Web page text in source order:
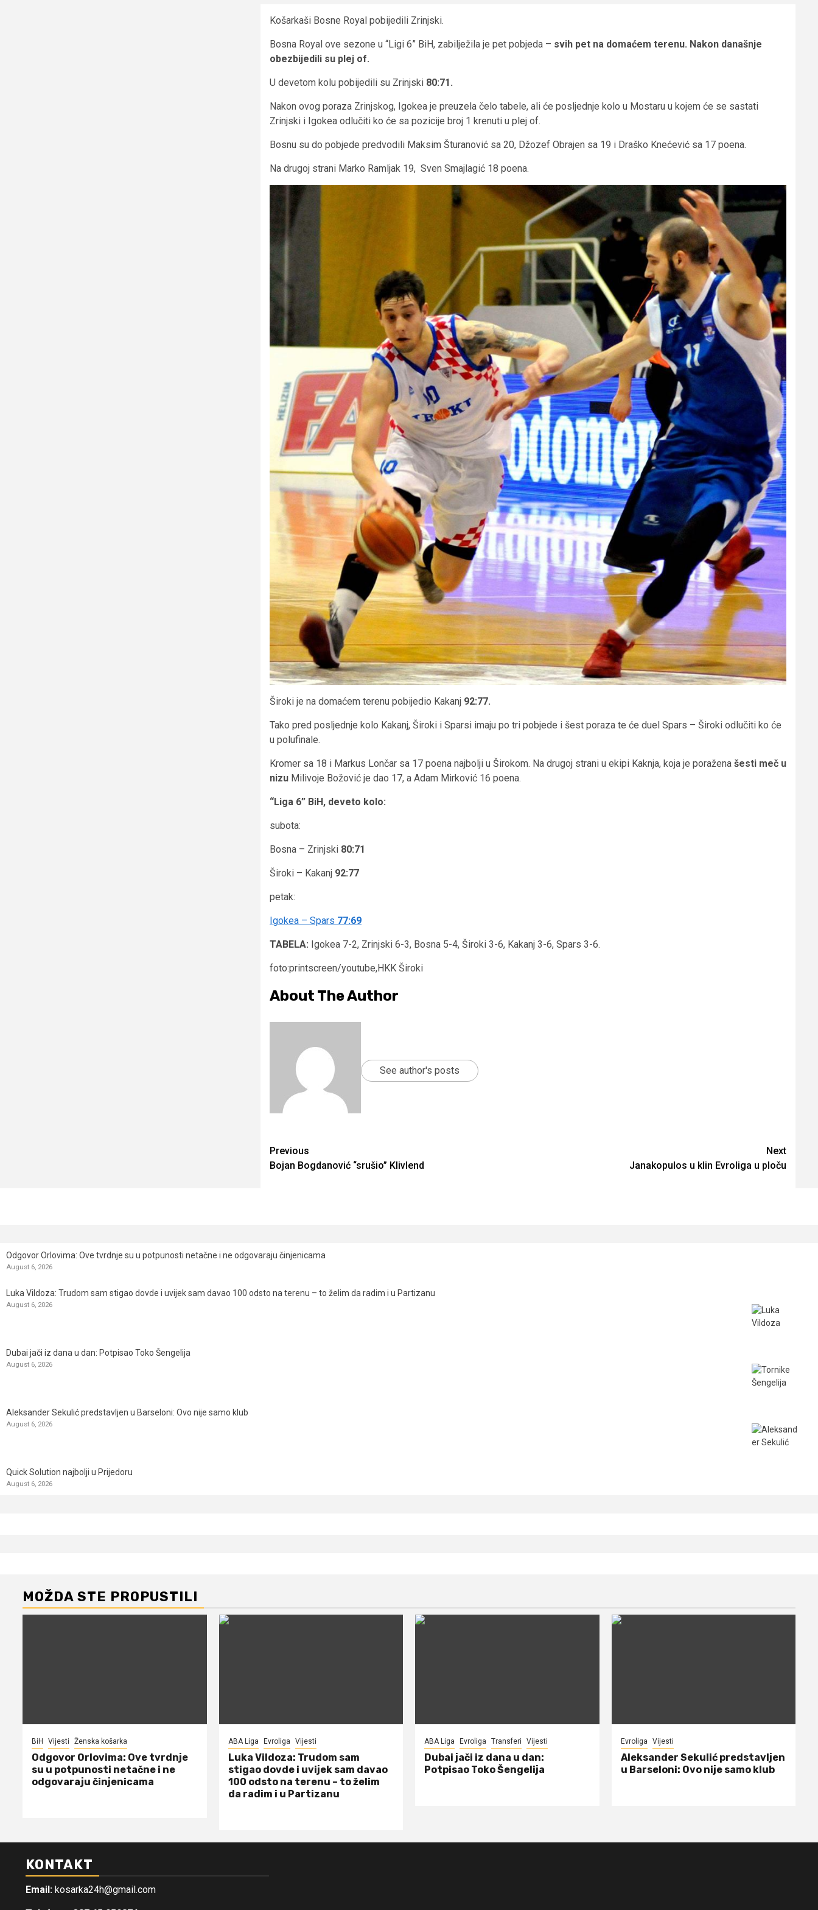
Košarkaši Bosne Royal pobijedili Zrinjski.
Bosna Royal ove sezone u “Ligi 6” BiH, zabilježila je pet pobjeda – svih pet na domaćem terenu. Nakon današnje
obezbijedili su plej of.
U devetom kolu pobijedili su Zrinjski 80:71.
Nakon ovog poraza Zrinjskog, Igokea je preuzela čelo tabele, ali će posljednje kolo u Mostaru u kojem će se sastati
Zrinjski i Igokea odlučiti ko će sa pozicije broj 1 krenuti u plej of.
Bosnu su do pobjede predvodili Maksim Šturanović sa 20, Džozef Obrajen sa 19 i Draško Knećević sa 17 poena.
Na drugoj strani Marko Ramljak 19, Sven Smajlagić 18 poena.
Široki je na domaćem terenu pobijedio Kakanj 92:77.
Tako pred posljednje kolo Kakanj, Široki i Sparsi imaju po tri pobjede i šest poraza te će duel Spars – Široki odlučiti ko će
u polufinale.
Kromer sa 18 i Markus Lončar sa 17 poena najbolji u Širokom. Na drugoj strani u ekipi Kaknja, koja je poražena šesti meč u
nizu Milivoje Božović je dao 17, a Adam Mirković 16 poena.
“Liga 6” BiH, deveto kolo:
subota:
Bosna – Zrinjski 80:71
Široki – Kakanj 92:77
petak:
Igokea – Spars 77:69
TABELA: Igokea 7-2, Zrinjski 6-3, Bosna 5-4, Široki 3-6, Kakanj 3-6, Spars 3-6.
foto:printscreen/youtube,HKK Široki
About The Author
See author's posts
Continue
Reading
Previous
Bojan Bogdanović “srušio” Klivlend
Next
Janakopulos u klin Evroliga u ploču
Odgovor Orlovima: ​Ove tvrdnje su u potpunosti netačne i ne odgovaraju činjenicama
August 6, 2026
Luka Vildoza: Trudom sam stigao dovde i uvijek sam davao 100 odsto na terenu – to želim da radim i u Partizanu
August 6, 2026
Dubai jači iz dana u dan: Potpisao Toko Šengelija
August 6, 2026
Aleksander Sekulić predstavljen u Barseloni: Ovo nije samo klub
August 6, 2026
Quick Solution najbolji u Prijedoru
August 6, 2026
MOŽDA STE PROPUSTILI
BiH Vijesti Ženska košarka
Odgovor Orlovima: ​Ove tvrdnje
su u potpunosti netačne i ne
odgovaraju činjenicama
ABA Liga Evroliga Vijesti
Luka Vildoza: Trudom sam
stigao dovde i uvijek sam davao
100 odsto na terenu – to želim
da radim i u Partizanu
ABA Liga Evroliga Transferi Vijesti
Dubai jači iz dana u dan:
Potpisao Toko Šengelija
Evroliga Vijesti
Aleksander Sekulić predstavljen
u Barseloni: Ovo nije samo klub
KONTAKT
Email: kosarka24h@gmail.com